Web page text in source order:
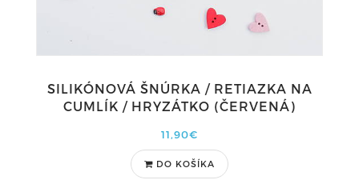
SILIKÓNOVÁ ŠNÚRKA / RETIAZKA NA
CUMLÍK / HRYZÁTKO (ČERVENÁ)
11,90€
DO KOŠÍKA